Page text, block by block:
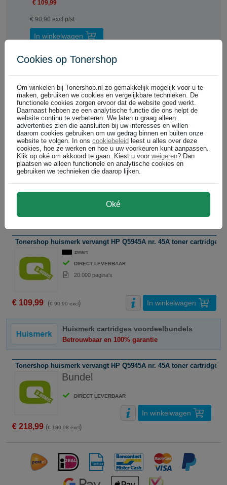
€ 109,99
€ 90,90 excl p/st
In winkelwagen
Altijd voordelig: Tonershop
HP Q5945A toner cartridge zwart nr. 45A (origineel)
zwart
DIRECT LEVERBAAR
18.000 pagina's
Huismerk cartridges
Betrouwbaar en 100% garantie
Tonershop huismerk vervangt HP Q5945A nr. 45A toner cartridge
zwart
DIRECT LEVERBAAR
20.000 pagina's
€ 109,99 (€ 90,90 excl) In winkelwagen
Huismerk cartridges voordeelbundels
Betrouwbaar en 100% garantie
Tonershop huismerk vervangt HP Q5945A nr. 45A toner cartridge
Bundel
DIRECT LEVERBAAR
€ 218,99 (€ 180,98 excl)
In winkelwagen
Cookies op Tonershop
Om winkelen bij Tonershop.nl zo gemakkelijk mogelijk voor u te
maken, gebruiken we cookies en vergelijkbare technieken. De
functionele cookies zorgen ervoor dat de website goed werkt.
Daarnaast hebben ze een analytische functie die ons helpt de
website continu te verbeteren. We laten u graag alleen
advertenties zien die aansluiten bij uw interesses en willen
daarom cookies gebruiken om uw gedrag binnen en buiten onze
website te volgen. In ons cookiebeleid leest u alles over deze
cookies, hoe ze werken en hoe u uw voorkeuren kunt aanpassen.
Klik op oké om akkoord te gaan. Kiest u voor weigeren? Dan
plaatsen we alleen functionele en analytische cookies en
gebruiken we technieken die daarop lijken.
Oké